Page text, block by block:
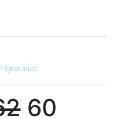
Ignorance
60